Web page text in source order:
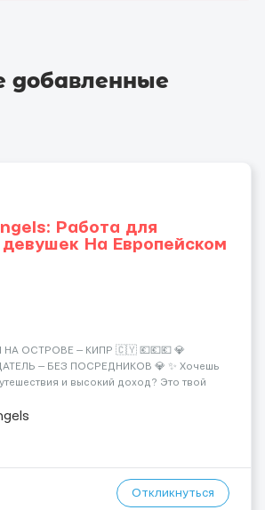
добавленные
Работа для
На Европейском
ОСТРОВЕ — КИПР 🇨🇾 💶💶💶 💎
— БЕЗ ПОСРЕДНИКОВ 💎 ✨ Хочешь
и высокий доход? Это твой
практики — Стабильный поток
Откликнуться